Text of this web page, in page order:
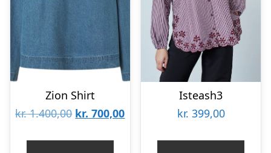
Zion Shirt
kr.1.400,00 Den
kr. 700,00Den
Isteash3
kr. 399,00